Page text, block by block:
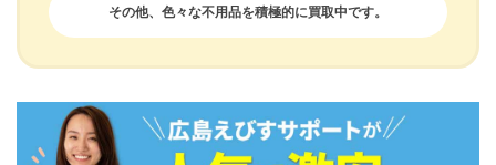
その他、色々な不用品を積極的に買取中です。